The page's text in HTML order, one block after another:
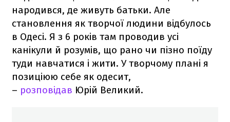
народився, де живуть батьки. Але
становлення як творчої людини відбулось
в Одесі. Я з 6 років там проводив усі
канікули й розумів, що рано чи пізно поїду
туди навчатися і жити. У творчому плані я
позиціюю себе як одесит,
– розповідав Юрій Великий.